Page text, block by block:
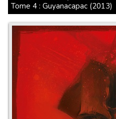
Tome 4 : Guyanacapac (2013)